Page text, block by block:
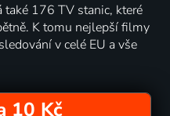
také 176 TV stanic, které
K tomu nejlepší filmy
v celé EU a vše
10 Kč